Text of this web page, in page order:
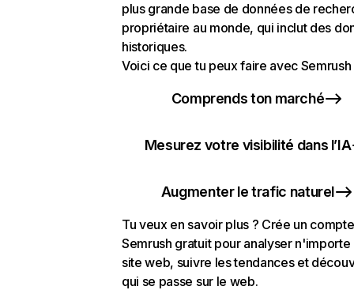
plus grande base de données de
propriétaire au monde, qui inclut des
historiques.
Voici ce que tu peux faire avec Semrush
Comprends ton marché
Mesurez votre visibilité dans l’IA
Augmenter le trafic naturel
Tu veux en savoir plus ? Crée un compte
Semrush gratuit pour analyser n'importe
site web, suivre les tendances et
qui se passe sur le web.